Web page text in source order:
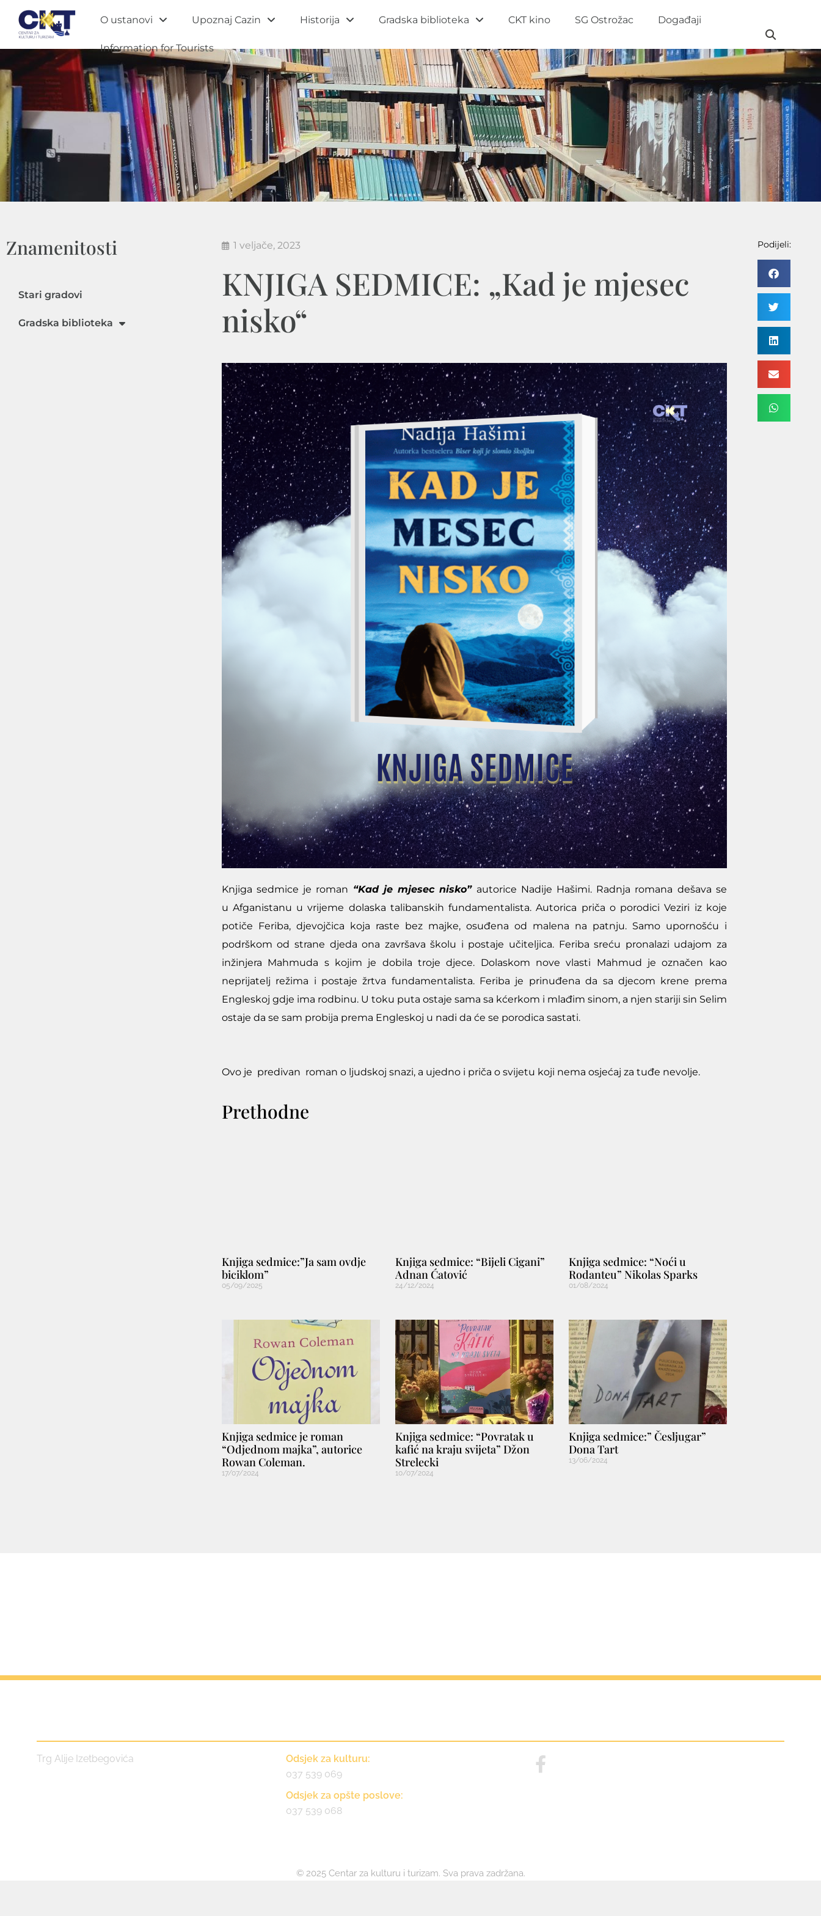
O ustanovi Upoznaj Cazin Historija Gradska biblioteka CKT kino SG Ostrožac Događaji
Information for Tourists
Znamenitosti
Stari gradovi
Gradska biblioteka
1 veljače, 2023
KNJIGA SEDMICE: „Kad je mjesec
nisko“
Knjiga sedmice je roman “Kad je mjesec nisko”autorice Nadije Hašimi. Radnja romana dešava se
u Afganistanu u vrijeme dolaska talibanskih fundamentalista. Autorica priča o porodici Veziri iz koje
potiče Feriba, djevojčica koja raste bez majke, osuđena od malena na patnju. Samo upornošću i
podrškom od strane djeda ona završava školu i postaje učiteljica. Feriba sreću pronalazi udajom za
inžinjera Mahmuda s kojim je dobila troje djece. Dolaskom nove vlasti Mahmud je označen kao
neprijatelj režima i postaje žrtva fundamentalista. Feriba je prinuđena da sa djecom krene prema
Engleskoj gdje ima rodbinu. U toku puta ostaje sama sa kćerkom i mlađim sinom, a njen stariji sin Selim
ostaje da se sam probija prema Engleskoj u nadi da će se porodica sastati.
Ovo je predivan roman o ljudskoj snazi, a ujedno i priča o svijetu koji nema osjećaj za tuđe nevolje.
Prethodne
Knjiga sedmice:”Ja sam ovdje
biciklom”
05/09/2025
Knjiga sedmice: “Bijeli Cigani”
Adnan Ćatović
24/12/2024
Knjiga sedmice: “Noći u
Rodanteu” Nikolas Sparks
01/08/2024
Knjiga sedmice je roman
“Odjednom majka”, autorice
Rowan Coleman.
17/07/2024
Knjiga sedmice: “Povratak u
kafić na kraju svijeta” Džon
Strelecki
10/07/2024
Knjiga sedmice:” Česljugar”
Dona Tart
13/06/2024
Podijeli:
Trg Alije Izetbegovića
Odsjek za kulturu:
037 539 069
Odsjek za opšte poslove:
037 539 068
© 2025 Centar za kulturu i turizam. Sva prava zadržana.